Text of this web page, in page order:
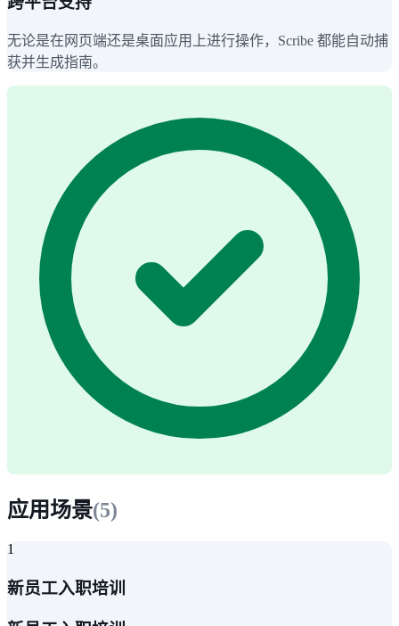
无论是在网页端还是桌面应用上进行操作，Scribe 都能自动捕
获并生成指南。
应用场景(5)
1
新员工入职培训